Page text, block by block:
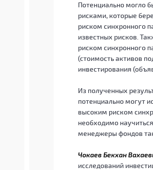
Потенциально могло
рисками, которые
риском синхронного
известных рисков.
риском синхронного
(стоимость активов
инвестирования
Из полученных
потенциально могут
высоким риском
необходимо
менеджеры фондов
Чокаев Бекхан
исследований